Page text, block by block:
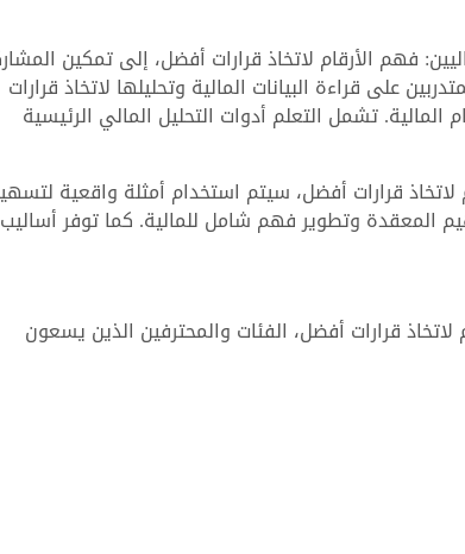
فهم الأرقام لاتخاذ قرارات أفضل، إلى تمكين
على قراءة البيانات المالية وتحليلها لاتخاذ قرارات
تشمل التعلم أدوات التحليل المالي الرئيسية
لاتخاذ قرارات أفضل، سيتم استخدام أمثلة واقعية
المعقدة وتطوير فهم شامل للمالية. كما توفر أساليب
قرارات أفضل، الفئات والمحترفين الذين يسعون